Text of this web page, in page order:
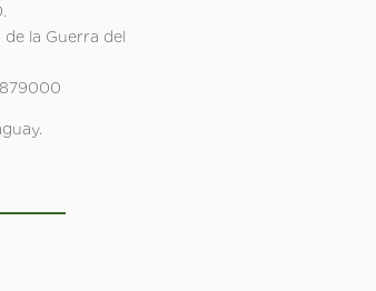
de la Guerra del